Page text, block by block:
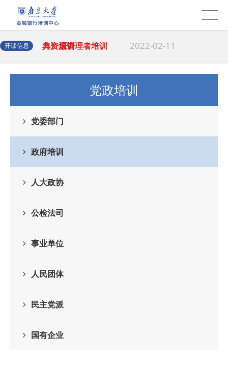
开课信息
训班顺利
云商业银行《民法
典》培训 2022-02-11
· 南京大学-银行人
力资源管理者培训
班 2022-01-21
党政培训
党委部门
政府培训
人大政协
公检法司
事业单位
人民团体
民主党派
国有企业